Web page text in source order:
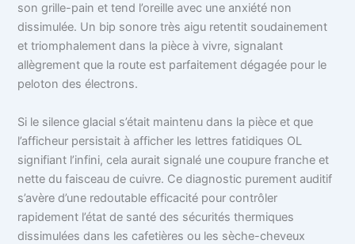
son grille-pain et tend l’oreille avec une anxiété non
dissimulée. Un bip sonore très aigu retentit soudainement
et triomphalement dans la pièce à vivre, signalant
allègrement que la route est parfaitement dégagée pour le
peloton des électrons.
Si le silence glacial s’était maintenu dans la pièce et que
l’afficheur persistait à afficher les lettres fatidiques OL
signifiant l’infini, cela aurait signalé une coupure franche et
nette du faisceau de cuivre. Ce diagnostic purement auditif
s’avère d’une redoutable efficacité pour contrôler
rapidement l’état de santé des sécurités thermiques
dissimulées dans les cafetières ou les sèche-cheveux